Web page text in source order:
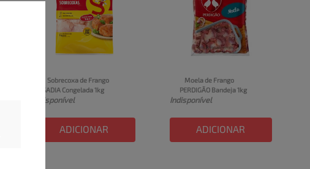
Sobrecoxa de Frango
SADIA Congelada 1kg
Indisponível
ADICIONAR
Moela de Frango
PERDIGÃO Bandeja 1kg
Indisponível
ADICIONAR